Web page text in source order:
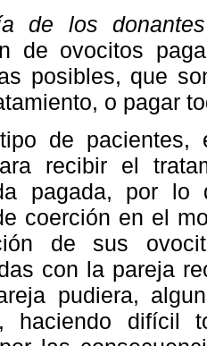
de los donantes
de ovocitos
posibles, que
o pagar
de pacientes,
recibir el
pagada, por
coerción en el
de sus
con la pareja
pudiera,
haciendo